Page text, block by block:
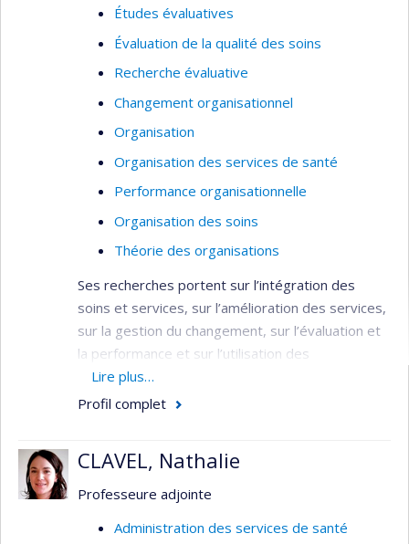
Études évaluatives
Évaluation de la qualité des soins
Recherche évaluative
Changement organisationnel
Organisation
Organisation des services de santé
Performance organisationnelle
Organisation des soins
Théorie des organisations
Ses recherches portent sur l’intégration des
soins et services, sur l’amélioration des services,
sur la gestion du changement, sur l’évaluation et
la performance et sur l’utilisation des
connaissances.
Domaines : Médecine sociale et préventive
santé
Méthodologies : Évaluative –
Organisationnelle
Lire plus…
Profil complet
CLAVEL, Nathalie
Professeure adjointe
Administration des services de santé